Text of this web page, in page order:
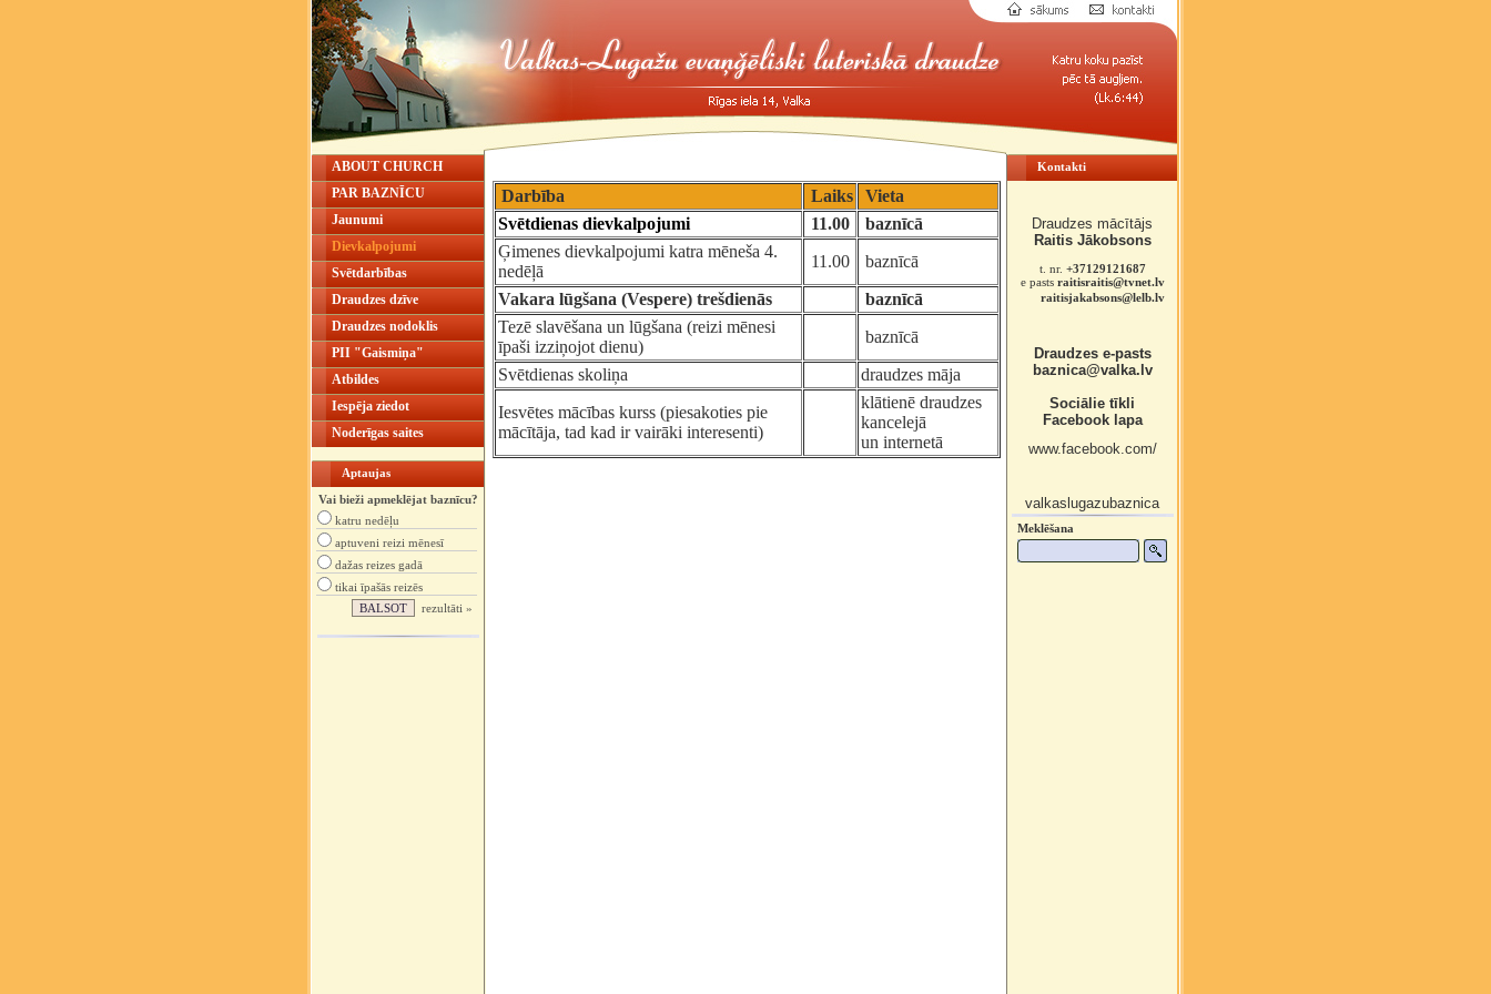
ABOUT CHURCH
PAR BAZNĪCU
Jaunumi
Dievkalpojumi
Svētdarbības
Draudzes dzīve
Draudzes nodoklis
PII "Gaismiņa"
Atbildes
Iespēja ziedot
Noderīgas saites
Aptaujas
Vai bieži apmeklējat baznīcu?
katru nedēļu
aptuveni reizi mēnesī
dažas reizes gadā
tikai īpašās reizēs
rezultāti »
Darbība Laiks
Vieta
Svētdienas dievkalpojumi
11.00
baznīcā
Ģimenes dievkalpojumi katra mēneša 4.
nedēļā
11.00
baznīcā
Vakara lūgšana (Vespere) trešdienās
baznīcā
Tezē slavēšana un lūgšana (reizi mēnesi
īpaši izziņojot dienu)
baznīcā
Svētdienas skoliņa
draudzes māja
Iesvētes mācības kurss (piesakoties pie
mācītāja, tad kad ir vairāki interesenti)
klātienē draudzes
kancelejā
un internetā
Kontakti
Draudzes mācītājs
Raitis Jākobsons
t. nr. +37129121687
e pasts raitisraitis@tvnet.lv
raitisjakabsons@lelb.lv
Draudzes e-pasts
baznica@valka.lv
Sociālie tīkli
Facebook lapa
www.facebook.com/
valkaslugazubaznica
Meklēšana